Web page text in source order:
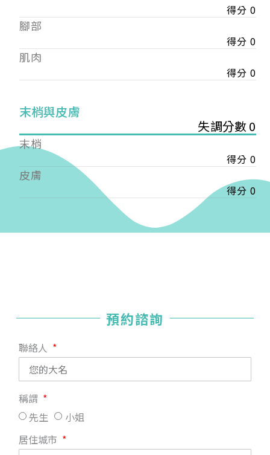
得分 0
腳部
得分 0
肌肉
得分 0
末梢與皮膚
失調分數 0
末梢
得分 0
皮膚
得分 0
預約諮詢
聯絡人
稱謂
先生
小姐
居住城市
【會費】
入會費新臺幣1200元，於會員入會時繳納；常年會
費1200元，於每年度繳納。
入會費新臺幣3000元，於會員入會時繳納；常年會
費3000元，於每年度繳納。
戶名: 社團法人台灣自律神經健康培訓暨發展協會
帳號: 003-03-501566-2
銀行: (013) 國泰世華 南京東路分行